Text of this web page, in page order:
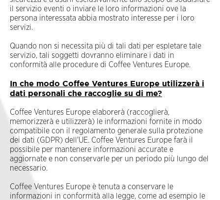
il servizio eventi o inviare le loro informazioni ove la
persona interessata abbia mostrato interesse per i loro
servizi.
Quando non si necessita più di tali dati per espletare tale
servizio, tali soggetti dovranno eliminare i dati in
conformità alle procedure di Coffee Ventures Europe.
In che modo Coffee Ventures Europe utilizzerà i
dati personali che raccoglie su di me?
Coffee Ventures Europe elaborerà (raccoglierà,
memorizzerà e utilizzerà) le informazioni fornite in modo
compatibile con il regolamento generale sulla protezione
dei dati (GDPR) dell'UE. Coffee Ventures Europe farà il
possibile per mantenere informazioni accurate e
aggiornate e non conservarle per un periodo più lungo del
necessario.
Coffee Ventures Europe è tenuta a conservare le
informazioni in conformità alla legge, come ad esempio le